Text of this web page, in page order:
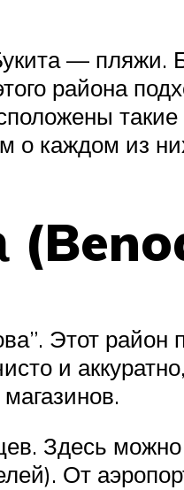
— пляжи.
района
о каждом из
Этот
и
Здесь
От